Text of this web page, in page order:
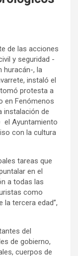
de las acciones
y seguridad -
huracán-, la
instaló el
protesta a
en Fenómenos
instalación de
el Ayuntamiento
con la cultura
tareas que
en el
a todas las
como
la tercera edad”,
del
de gobierno,
cuerpos de